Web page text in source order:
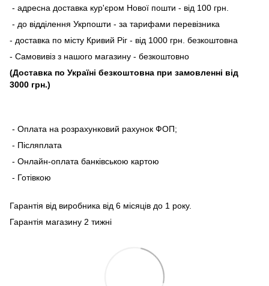
- адресна доставка кур'єром Нової пошти - від 100 грн.
- до відділення Укрпошти - за тарифами перевізника
- доставка по місту Кривий Ріг - від 1000 грн. безкоштовна
- Самовивіз з нашого магазину - безкоштовно
(Доставка по Україні безкоштовна при замовленні від
3000 грн.)
- Оплата на розрахунковий рахунок ФОП;
- Післяплата
- Онлайн-оплата банківською картою
- Готівкою
Гарантія від виробника від 6 місяців до 1 року.
Гарантія магазину 2 тижні